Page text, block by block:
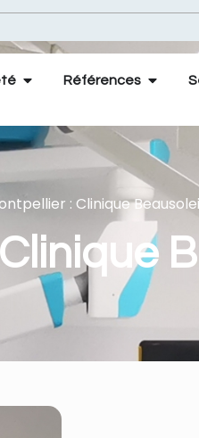
Références
: Clinique